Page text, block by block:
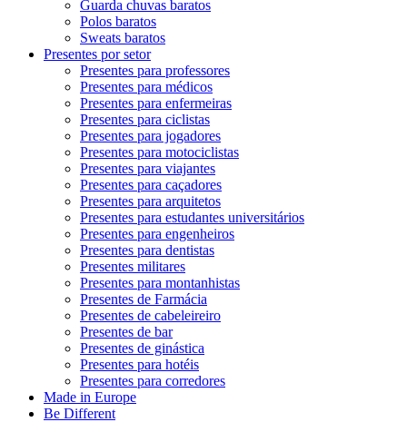
Guarda chuvas baratos
Polos baratos
Sweats baratos
Presentes por setor
Presentes para professores
Presentes para médicos
Presentes para enfermeiras
Presentes para ciclistas
Presentes para jogadores
Presentes para motociclistas
Presentes para viajantes
Presentes para caçadores
Presentes para arquitetos
Presentes para estudantes universitários
Presentes para engenheiros
Presentes para dentistas
Presentes militares
Presentes para montanhistas
Presentes de Farmácia
Presentes de cabeleireiro
Presentes de bar
Presentes de ginástica
Presentes para hotéis
Presentes para corredores
Made in Europe
Be Different